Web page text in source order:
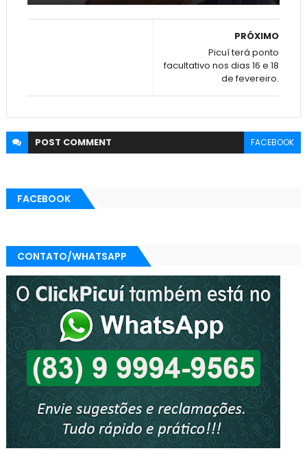
PRÓXIMO
Picuí terá ponto
facultativo nos dias 16 e 18
de fevereiro.
POST COMMENT FACEBOOK
FACEBOOK
CONTATO/WHATSAPP